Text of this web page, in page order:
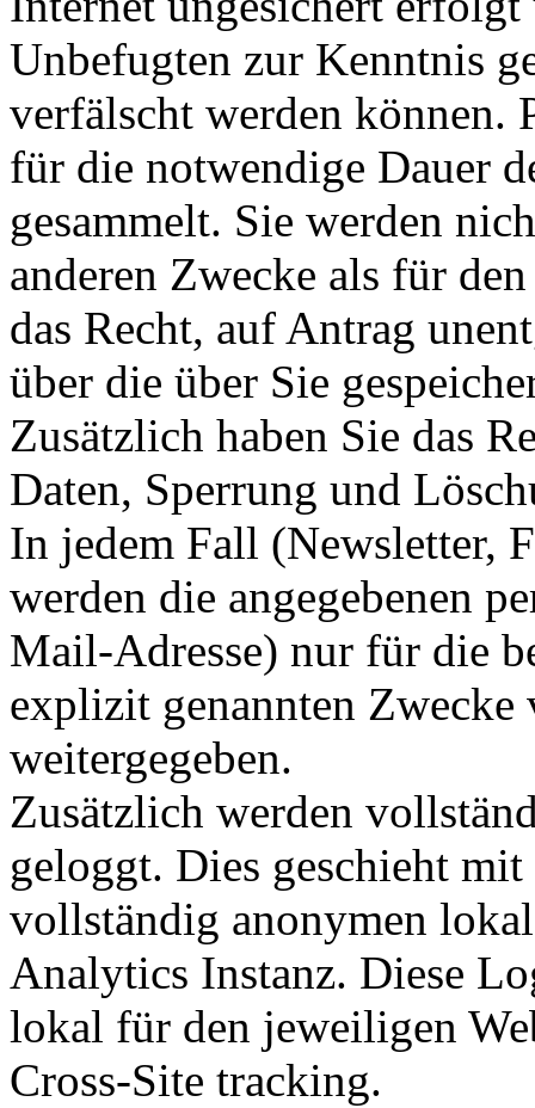
Unbefugten zur Kenntnis
verfälscht werden können.
für die notwendige Dauer
gesammelt. Sie werden
anderen Zwecke als für
das Recht, auf Antrag
über die über Sie
Zusätzlich haben Sie das
Daten, Sperrung und
In jedem Fall (Newsletter,
werden die angegebenen
Mail-Adresse) nur für die
explizit genannten
weitergegeben.
Zusätzlich werden
geloggt. Dies geschieht
vollständig anonymen
Analytics Instanz. Diese
lokal für den jeweiligen
Cross-Site tracking.